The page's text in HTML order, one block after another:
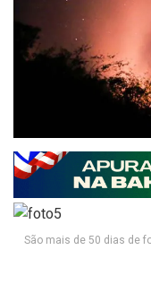
São mais de 50 dias de